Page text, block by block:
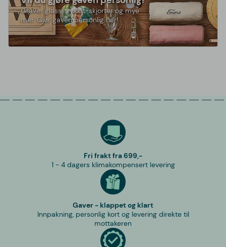
Graver glass, trykk t-skjorter og mye
mer. Gjør gaven personlig her!
Fri frakt fra 699,-
1 - 4 dagers klimakompensert levering
Gaver - klappet og klart
Innpakning, personlig kort og levering direkte til
mottakeren